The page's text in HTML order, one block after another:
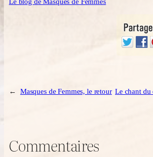
← Masques de Femmes, le retour Le chant
Commentaires